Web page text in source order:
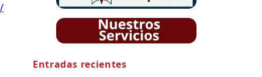
Entradas recientes